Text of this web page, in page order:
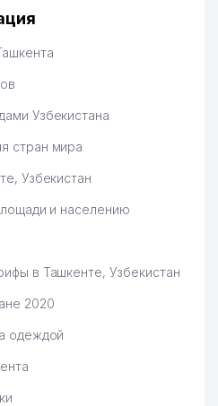
Узбекистана
стран мира
Узбекистан
и населению
в Ташкенте, Узбекистан
2020
одеждой